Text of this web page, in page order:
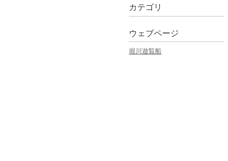
カテゴリ
ウェブページ
堀川遊覧船